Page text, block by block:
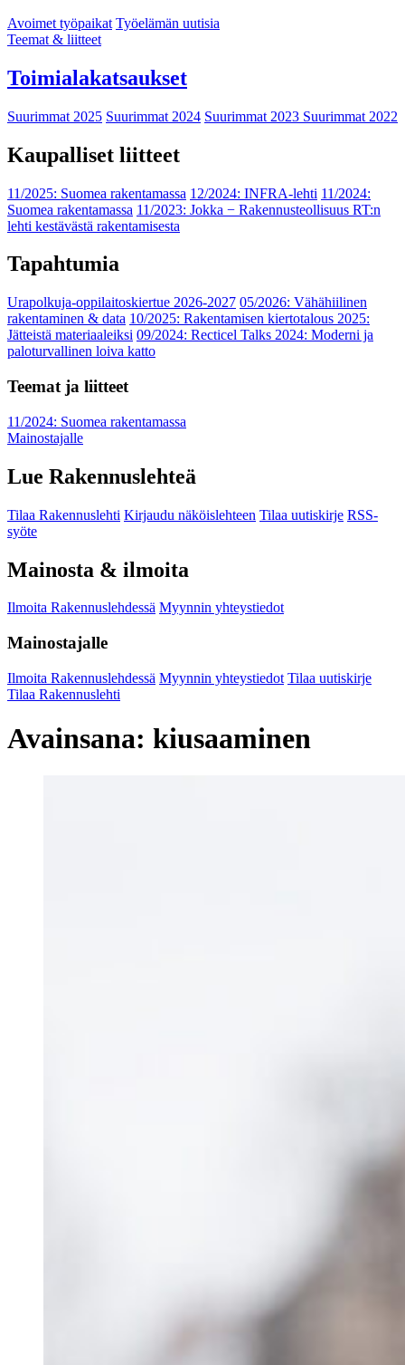
Avoimet työpaikat Työelämän uutisia
Teemat & liitteet
Toimialakatsaukset
Suurimmat 2025 Suurimmat 2024 Suurimmat 2023 Suurimmat 2022
Kaupalliset liitteet
11/2025: Suomea rakentamassa 12/2024: INFRA-lehti 11/2024:
Suomea rakentamassa 11/2023: Jokka − Rakennusteollisuus RT:n
lehti kestävästä rakentamisesta
Tapahtumia
Urapolkuja-oppilaitoskiertue 2026-2027 05/2026: Vähähiilinen
rakentaminen & data 10/2025: Rakentamisen kiertotalous 2025:
Jätteistä materiaaleiksi 09/2024: Recticel Talks 2024: Moderni ja
paloturvallinen loiva katto
Teemat ja liitteet
11/2024: Suomea rakentamassa
Mainostajalle
Lue Rakennuslehteä
Tilaa Rakennuslehti Kirjaudu näköislehteen Tilaa uutiskirje RSS-
syöte
Mainosta & ilmoita
Ilmoita Rakennuslehdessä Myynnin yhteystiedot
Mainostajalle
Ilmoita Rakennuslehdessä Myynnin yhteystiedot Tilaa uutiskirje
Tilaa Rakennuslehti
Avainsana: kiusaaminen